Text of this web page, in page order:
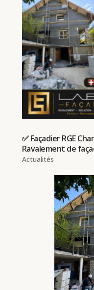
✅ Façadier RGE
Ravalement de
Actualités